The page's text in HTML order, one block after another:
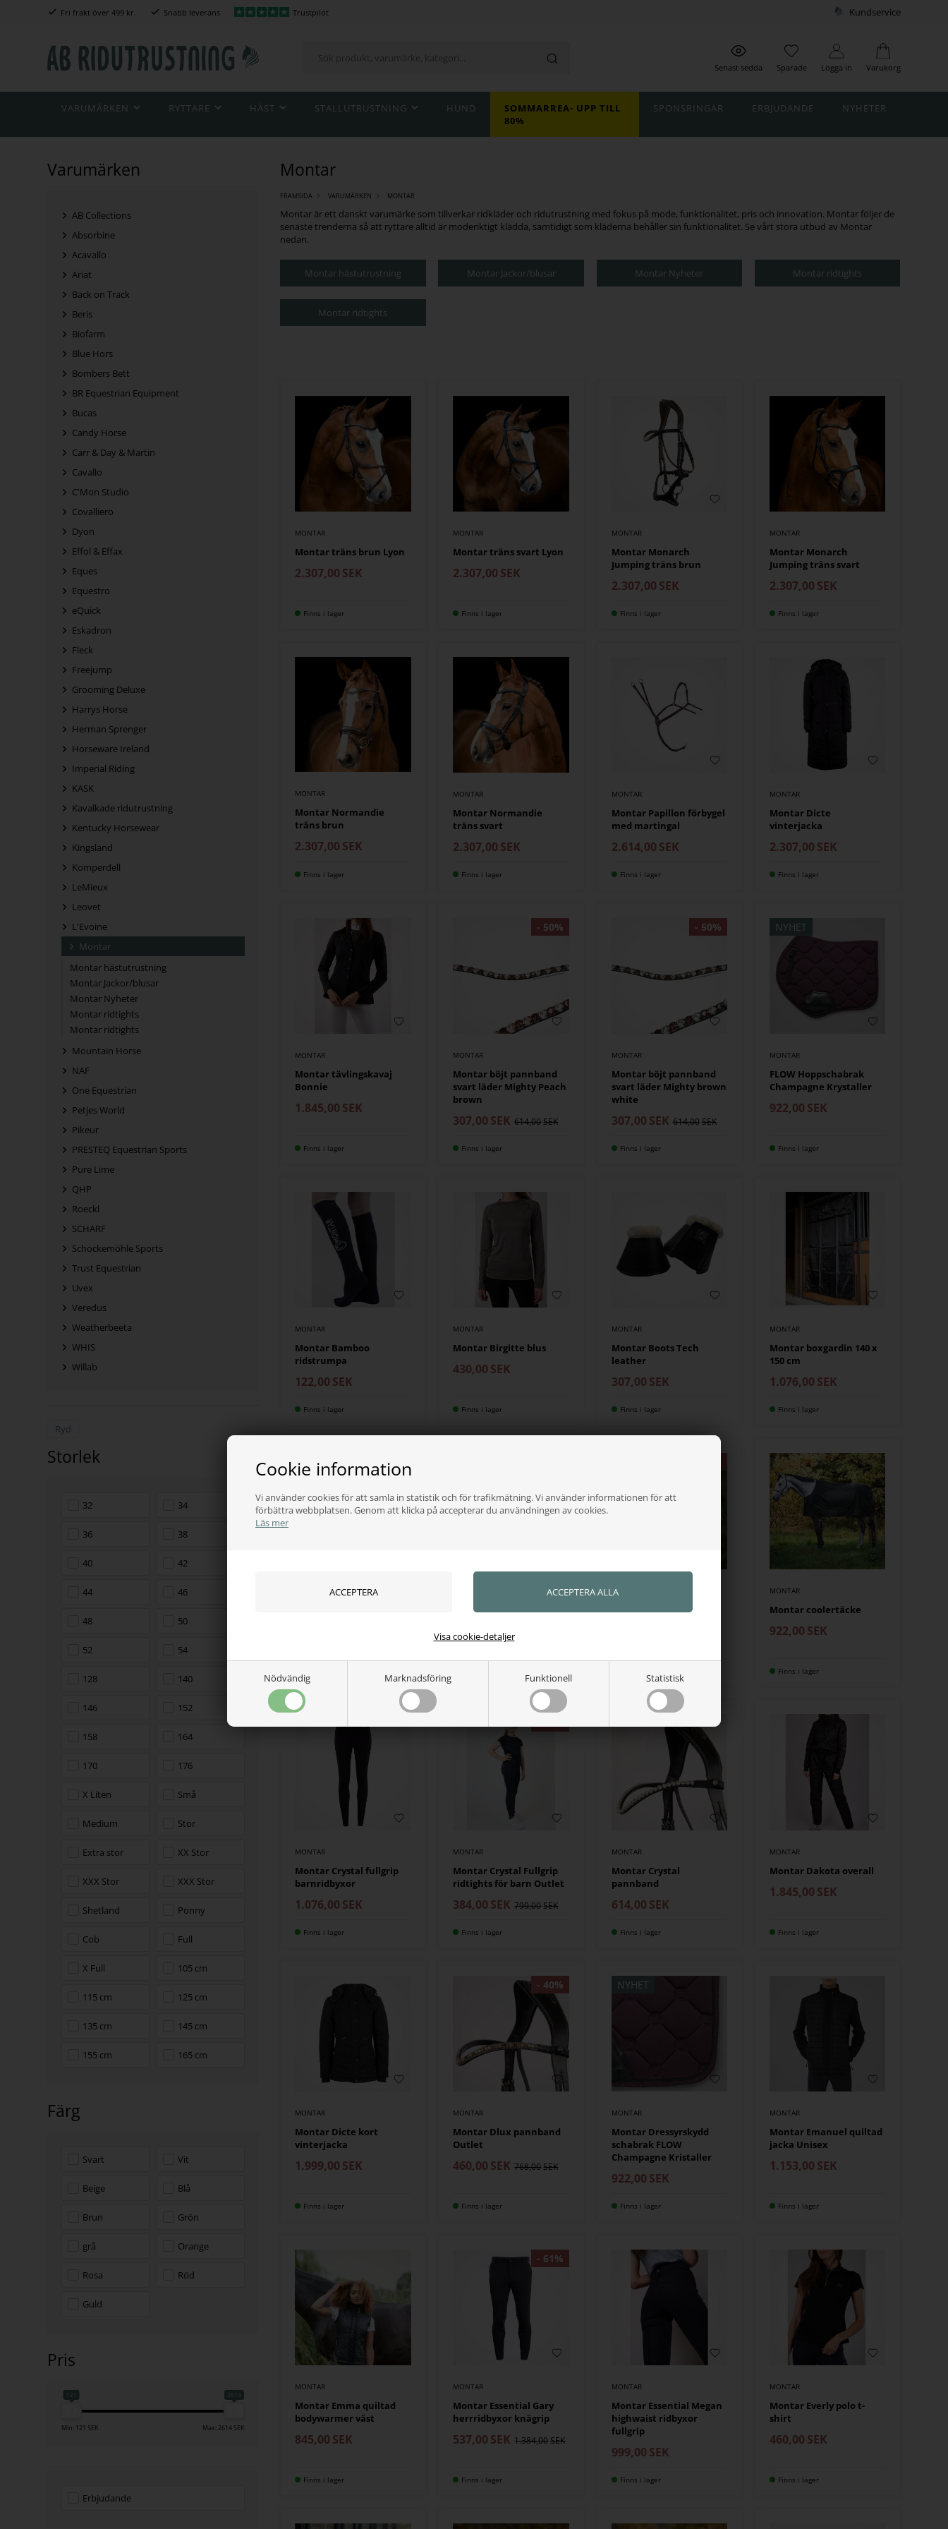
Cookie information
Vi använder cookies för att samla in statistik och för trafikmätning. Vi använder informationen för att
förbättra webbplatsen. Genom att klicka på accepterar du användningen av cookies.
Läs mer
Nödvändig Marknadsföring Funktionell Statistisk
Visa cookie-detaljer
Fri frakt över 499 kr. Snabb leverans Trustpilot Kundservice
Senast sedda Sparade Logga in Varukorg
VARUMÄRKEN RYTTARE HÄST STALLUTRUSTNING HUND
SOMMARREA- UPP TILL
80%
SPONSRINGAR ERBJUDANDE NYHETER
Varumärken
AB Collections
Absorbine
Acavallo
Ariat
Back on Track
Beris
Biofarm
Blue Hors
Bombers Bett
BR Equestrian Equipment
Bucas
Candy Horse
Carr & Day & Martin
Cavallo
C'Mon Studio
Covalliero
Dyon
Effol & Effax
Eques
Equestro
eQuick
Eskadron
Fleck
Freejump
Grooming Deluxe
Harrys Horse
Herman Sprenger
Horseware Ireland
Imperial Riding
KASK
Kavalkade ridutrustning
Kentucky Horsewear
Kingsland
Komperdell
LeMieux
Leovet
L'Evoine
Montar
Montar hästutrustning
Montar Jackor/blusar
Montar Nyheter
Montar ridtights
Montar ridtights
Mountain Horse
NAF
One Equestrian
Petjes World
Pikeur
PRESTEQ Equestrian Sports
Pure Lime
QHP
Roeckl
SCHARF
Schockemöhle Sports
Trust Equestrian
Uvex
Veredus
Weatherbeeta
WHIS
Willab
Ryd
Storlek
32 34
36 38
40 42
44 46
48 50
52 54
128 140
146 152
158 164
170 176
X Liten Små
Medium Stor
Extra stor XX Stor
XXX Stor XXX Stor
Shetland Ponny
Cob Full
X Full 105 cm
115 cm 125 cm
135 cm 145 cm
155 cm 165 cm
Färg
Svart Vit
Beige Blå
Brun Grön
grå Orange
Rosa Röd
Guld
Pris
2614
Min: 121 SEK Max: 2614 SEK
Erbjudande
Montar
FRAMSIDA VARUMÄRKEN MONTAR
Montar är ett danskt varumärke som tillverkar ridkläder och ridutrustning med fokus på mode, funktionalitet, pris och innovation. Montar följer de
senaste trenderna så att ryttare alltid är moderiktigt klädda, samtidigt som kläderna behåller sin funktionalitet. Se vårt stora utbud av Montar
nedan.
Montar hästutrustning Montar Jackor/blusar Montar Nyheter Montar ridtights
Montar ridtights
MONTAR
Montar träns brun Lyon
2.307,00 SEK
Finns i lager
MONTAR
Montar träns svart Lyon
2.307,00 SEK
Finns i lager
MONTAR
Montar Monarch
Jumping träns brun
2.307,00 SEK
Finns i lager
MONTAR
Montar Monarch
Jumping träns svart
2.307,00 SEK
Finns i lager
MONTAR
Montar Normandie
träns brun
2.307,00 SEK
Finns i lager
MONTAR
Montar Normandie
träns svart
2.307,00 SEK
Finns i lager
MONTAR
Montar Papillon förbygel
med martingal
2.614,00 SEK
Finns i lager
MONTAR
Montar Dicte
vinterjacka
2.307,00 SEK
Finns i lager
MONTAR
Montar tävlingskavaj
Bonnie
1.845,00 SEK
Finns i lager
MONTAR
Montar böjt pannband
svart läder Mighty Peach
brown
307,00 SEK 614,00
Finns i lager
MONTAR
Montar böjt pannband
svart läder Mighty brown
white
307,00 SEK 614,00
Finns i lager
NYHET
MONTAR
FLOW Hoppschabrak
Champagne Krystaller
922,00 SEK
Finns i lager
MONTAR
Montar Bamboo
ridstrumpa
122,00 SEK
Finns i lager
MONTAR
Montar Birgitte blus
430,00 SEK
Finns i lager
MONTAR
Montar Boots Tech
leather
307,00 SEK
Finns i lager
MONTAR
Montar boxgardin 140 x
150 cm
1.076,00 SEK
Finns i lager
Montar Briella Rosegold
614,00SEK
MONTAR
Montar Briella t-shirt
MONTAR
Montar coolertäcke
922,00 SEK
Finns i lager
MONTAR
Montar Crystal fullgrip
barnridbyxor
1.076,00 SEK
Finns i lager
MONTAR
Montar Crystal Fullgrip
ridtights för barn Outlet
384,00 SEK 799,00
Finns i lager
MONTAR
Montar Crystal
pannband
614,00 SEK
Finns i lager
MONTAR
Montar Dakota overall
1.845,00 SEK
Finns i lager
MONTAR
Montar Dicte kort
vinterjacka
1.999,00 SEK
Finns i lager
MONTAR
Montar Dlux pannband
Outlet
460,00 SEK 768,00
Finns i lager
NYHET
MONTAR
Montar Dressyrskydd
schabrak FLOW
Champagne Kristaller
922,00 SEK
Finns i lager
MONTAR
Montar Emanuel quiltad
jacka Unisex
1.153,00 SEK
Finns i lager
MONTAR
Montar Emma quiltad
bodywarmer väst
845,00 SEK
Finns i lager
MONTAR
Montar Essential Gary
herrridbyxor knägrip
537,00 SEK 1.384,00
Finns i lager
MONTAR
Montar Essential Megan
highwaist ridbyxor
fullgrip
999,00 SEK
Finns i lager
MONTAR
Montar Everly polo t-
shirt
460,00 SEK
Finns i lager